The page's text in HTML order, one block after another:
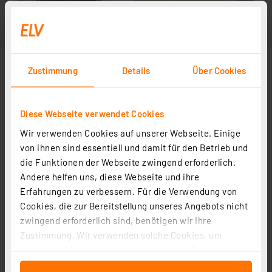
Zustimmung Details Über Cookies
Diese Webseite verwendet Cookies
Wir verwenden Cookies auf unserer Webseite. Einige
von ihnen sind essentiell und damit für den Betrieb und
die Funktionen der Webseite zwingend erforderlich.
Andere helfen uns, diese Webseite und ihre
Erfahrungen zu verbessern. Für die Verwendung von
Cookies, die zur Bereitstellung unseres Angebots nicht
zwingend erforderlich sind, benötigen wir Ihre
Zustimmung. Wir verwenden solche Cookies, um
für soziale Medien anbieten zu können und die Zugriffe